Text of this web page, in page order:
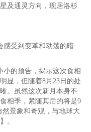
及通灵方向，现居洛杉
感受到变革和动荡的暗
小的预告，揭示这次食相
显，但随着8月23日的处
。虽然这次新月本身不
相季，紧随其后的将是9
然景象和奇观，与地球大
。